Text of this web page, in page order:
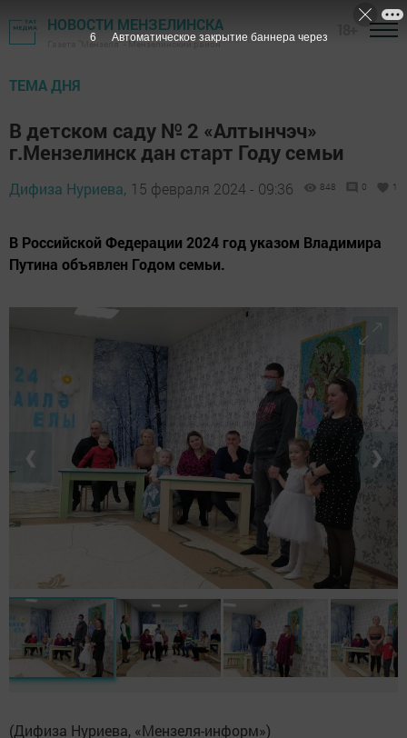
НОВОСТИ МЕНЗЕЛИНСКА
Газета "Мензеля" - Мензелинский район
ТЕМА ДНЯ
В детском саду № 2 «Алтынчэч»
г.Мензелинск дан старт Году семьи
Дифиза Нуриева, 15 февраля 2024 - 09:36 848 0 1
В Российской Федерации 2024 год указом Владимира
Путина объявлен Годом семьи.
❮ ❯
(Дифиза Нуриева, «Мензеля-информ»)
4 Автоматическое закрытие баннера через